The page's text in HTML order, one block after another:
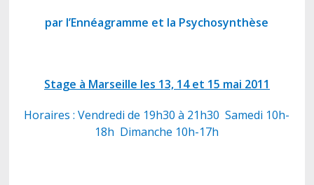
par l’Ennéagramme et la Psychosynthèse
Stage à Marseille les 13, 14 et 15 mai 2011
Horaires : Vendredi de 19h30 à 21h30 Samedi 10h-
18h Dimanche 10h-17h